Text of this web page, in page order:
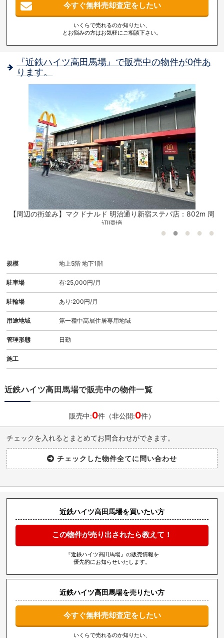
今すぐ無料売却査定をしたい
いくらで売れるのか知りたい、
とお悩みの方はお気軽にご相談下さい。
『近鉄ハイツ高田馬場』で販売中の物件が0件あ
ります。
【周辺の街並み】マクドナルド 明治通り新宿ステパ店：802m 周
辺環境
規模 地上5階 地下1階
駐車場 有:25,000円/月
駐輪場 あり:200円/月
用途地域 第一種中高層住居専用地域
管理形態 日勤
施工
近鉄ハイツ高田馬場で販売中の物件一覧
販売中:0件（非公開:0件）
チェックを入れるとまとめてお問合わせができます。
近鉄ハイツ高田馬場を買いたい方
この物件が売り出されたら教えて！
『近鉄ハイツ高田馬場』の販売情報を
優先的にお知らせいたします。
近鉄ハイツ高田馬場を売りたい方
今すぐ無料売却査定をしたい
いくらで売れるのか知りたい、